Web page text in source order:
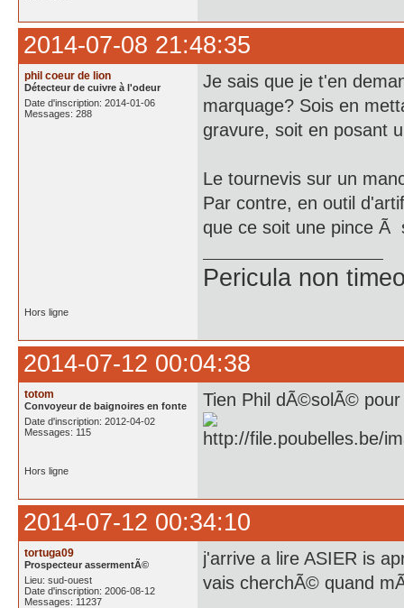
2014-07-08 21:48:35
phil coeur de lion
Détecteur de cuivre à l'odeur
Date d'inscription: 2014-01-06
Messages: 288
Je sais que je t'en
marquage? Sois en
gravure, soit en posant
Le tournevis sur un
Par contre, en outil
que ce soit une pince Ã
Pericula non
Hors ligne
2014-07-12 00:04:38
totom
Convoyeur de baignoires en fonte
Date d'inscription: 2012-04-02
Messages: 115
Tien Phil dÃ©solÃ©
Hors ligne
2014-07-12 00:34:10
tortuga09
Prospecteur assermentÃ©
Lieu: sud-ouest
Date d'inscription: 2006-08-12
Messages: 11237
j'arrive a lire ASIER is
vais cherchÃ© quand